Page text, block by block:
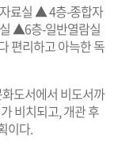
료실 ▲ 4층-종합자
▲6층-일반열람실
편리하고 아늑한 독
도서에서 비도서까
비치되고, 개관 후
이다.